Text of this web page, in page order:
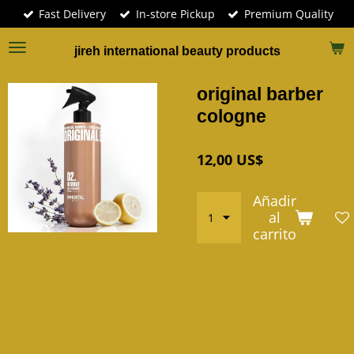
al
contenido
jireh international beauty products
Fast Delivery In-store Pickup Premium Quality
original barber
cologne
12,00 US$
Añadir
al
carrito